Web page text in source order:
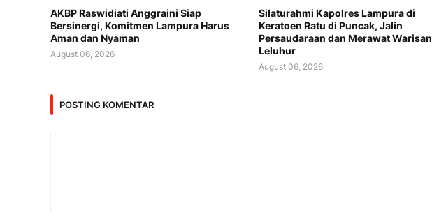
AKBP Raswidiati Anggraini Siap
Bersinergi, Komitmen Lampura Harus
Aman dan Nyaman
August 06, 2026
Silaturahmi Kapolres Lampura di
Keratoen Ratu di Puncak, Jalin
Persaudaraan dan Merawat Warisan
Leluhur
August 06, 2026
POSTING KOMENTAR